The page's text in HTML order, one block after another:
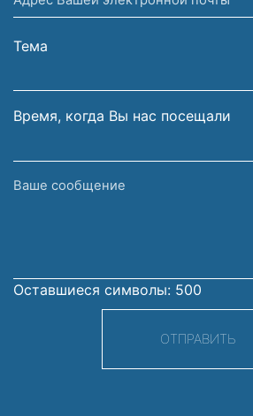
фамилия
Вашей
электронной
Тема
Время, когда Вы нас посещали
Ваше
Оставшиеся символы: 500
ОТПРАВИТЬ